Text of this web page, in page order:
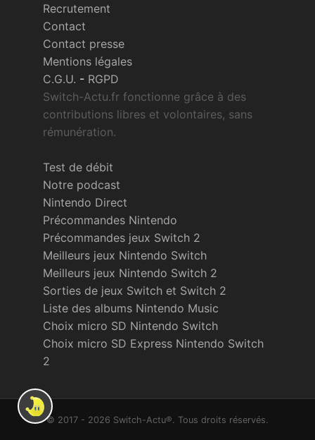
Recrutement
Contact
Contact presse
Mentions légales
C.G.U. - RGPD
Switch-Actu.fr fonctionne grâce à des
contributions libres et volontaires, sans
rémunération.
Test de débit
Notre podcast
Nintendo Direct
Précommandes Nintendo
Précommandes jeux Switch 2
Meilleurs jeux Nintendo Switch
Meilleurs jeux Nintendo Switch 2
Sorties de jeux Switch et Switch 2
Liste des albums Nintendo Music
Choix micro SD Nintendo Switch
Choix micro SD Express Nintendo Switch
2
© 2017 - 2026 Switch-Actu®. Tous droits réservés.